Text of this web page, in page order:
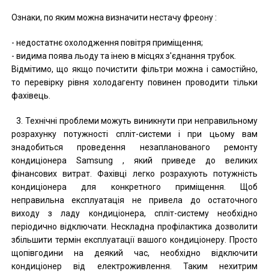
Ознаки, по яким можна визначити нестачу фреону :
- недостатнє охолодження повітря приміщення;
- видима поява льоду та інею в місцях з'єднання трубок.
Відмітимо, що якщо почистити фільтри можна і самостійно,
то перевірку рівня холодагенту повинен проводити тільки
фахівець.
3. Технічні проблеми можуть виникнути при неправильному
розрахунку потужності спліт-системи і при цьому вам
знадобиться проведення незапланованого ремонту
кондиціонера Samsung , який приведе до великих
фінансових витрат. Фахівці легко розрахують потужність
кондиціонера для конкретного приміщення. Щоб
неправильна експлуатація не привела до остаточного
виходу з ладу кондиціонера, спліт-систему необхідно
періодично відключати. Нескладна профілактика дозволити
збільшити термін експлуатації вашого кондиціонеру. Просто
щопівгодини на деякий час, необхідно відключити
кондиціонер від електроживлення. Таким нехитрим